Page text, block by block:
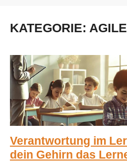
KATEGORIE:
Verantwortung im
dein Gehirn das